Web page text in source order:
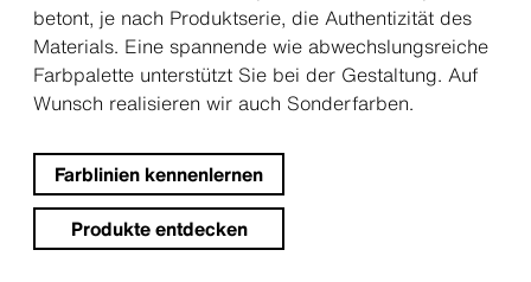
betont, je nach Produktserie, die Authentizität des
Materials. Eine spannende wie abwechslungsreiche
Farbpalette unterstützt Sie bei der Gestaltung. Auf
Wunsch realisieren wir auch Sonderfarben.
Farblinien kennenlernen
Produkte entdecken